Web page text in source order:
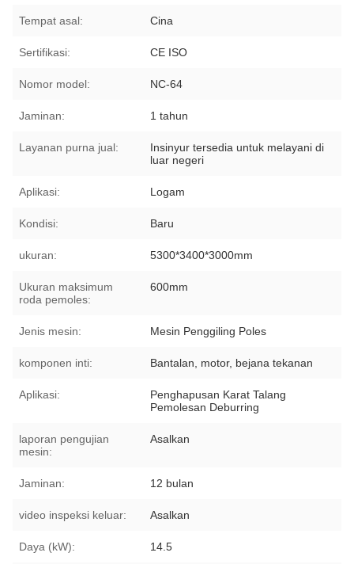
Tempat asal: Cina
Sertifikasi: CE ISO
Nomor model: NC-64
Jaminan: 1 tahun
Layanan purna jual:
Insinyur tersedia untuk melayani di
luar negeri
Aplikasi: Logam
Kondisi: Baru
ukuran: 5300*3400*3000mm
Ukuran maksimum
roda pemoles:
600mm
Jenis mesin: Mesin Penggiling Poles
komponen inti: Bantalan, motor, bejana tekanan
Aplikasi:
Penghapusan Karat Talang
Pemolesan Deburring
laporan pengujian
mesin:
Asalkan
Jaminan: 12 bulan
video inspeksi keluar: Asalkan
Daya (kW): 14.5